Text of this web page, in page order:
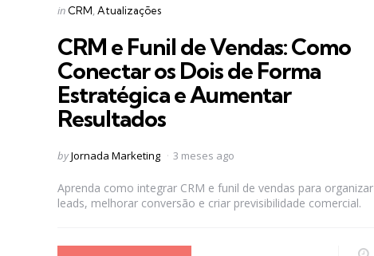
Categories
Posted
in CRM Atualizações
CRM e Funil de Vendas: Como
Conectar os Dois de Forma
Estratégica e Aumentar
Resultados
Posted
byJornada Marketing 3 meses ago
Aprenda como integrar CRM e funil de vendas para organizar
leads, melhorar conversão e criar previsibilidade comercial.